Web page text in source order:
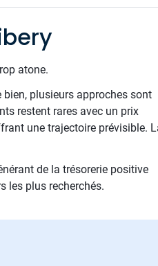
atone.
plusieurs approches sont
restent rares avec un prix
une trajectoire prévisible.
de la trésorerie positive
les plus recherchés.